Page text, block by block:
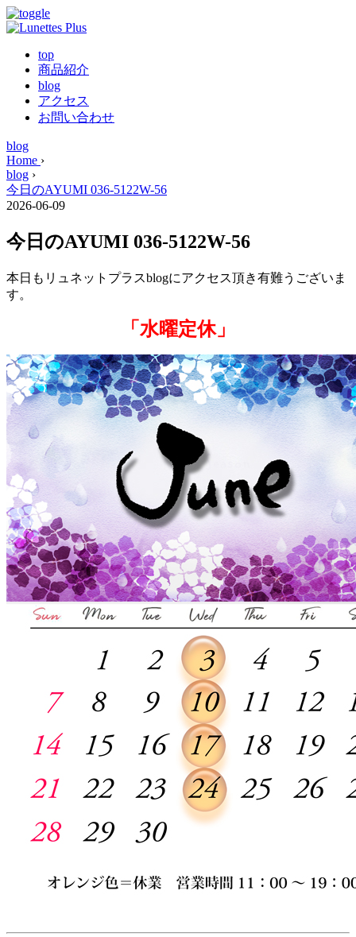
top
商品紹介
blog
アクセス
お問い合わせ
blog
Home ›
blog ›
今日のAYUMI 036-5122W-56
2026-06-09
今日のAYUMI 036-5122W-56
本日もリュネットプラスblogにアクセス頂き有難うございま
す。
「水曜定休」